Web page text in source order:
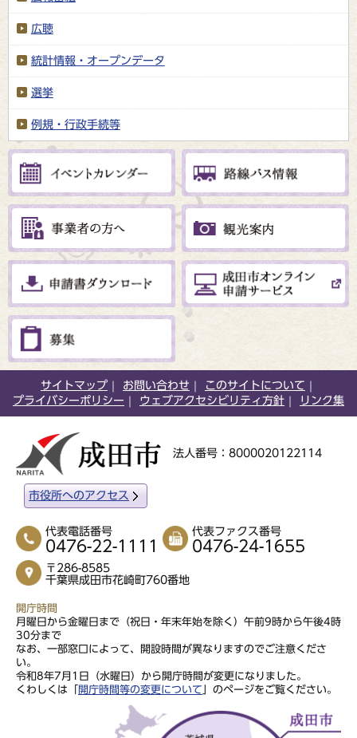
広聴
統計情報・オープンデータ
選挙
例規・行政手続等
サイトマップ お問い合わせ
このサイトについて
プライバシーポリシー
ウェブアクセシビリティ方針 リンク集
法人番号：8000020122114
市役所へのアクセス
代表電話番号
0476-22-1111
代表ファクス番号
0476-24-1655
〒286-8585
千葉県成田市花崎町760番地
開庁時間
月曜日から金曜日まで（祝日・年末年始を除く）午前9時から午後4時
30分まで
なお、一部窓口によって、開設時間が異なりますのでご注意くださ
い。
令和8年7月1日（水曜日）から開庁時間が変更になりました。
くわしくは「
開庁時間等の変更について 」のページをご覧ください。